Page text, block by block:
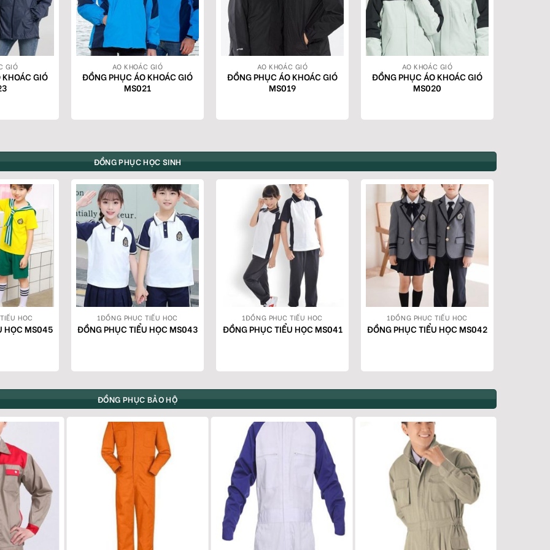
GIÓ
GIÓ
AO KHOÁC GIÓ
ĐỒNG PHỤC ÁO KHOÁC GIÓ
MS021
AO KHOÁC GIÓ
ĐỒNG PHỤC ÁO KHOÁC GIÓ
MS019
AO KHOÁC GIÓ
ĐỒNG PHỤC ÁO KHOÁC GIÓ
MS020
ĐỒNG PHỤC HỌC SINH
HỌC
HỌC MS045
1ĐỒNG PHỤC TIỂU HỌC
ĐỒNG PHỤC TIỂU HỌC MS043
1ĐỒNG PHỤC TIỂU HỌC
ĐỒNG PHỤC TIỂU HỌC MS041
1ĐỒNG PHỤC TIỂU HỌC
ĐỒNG PHỤC TIỂU HỌC MS042
ĐỒNG PHỤC BẢO HỘ